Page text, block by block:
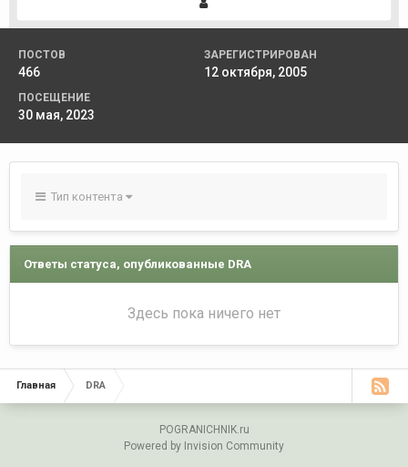
ПОСТОВ
466
ЗАРЕГИСТРИРОВАН
12 октября, 2005
ПОСЕЩЕНИЕ
30 мая, 2023
Тип контента
Ответы статуса, опубликованные DRA
Здесь пока ничего нет
Главная DRA
POGRANICHNIK.ru
Powered by Invision Community